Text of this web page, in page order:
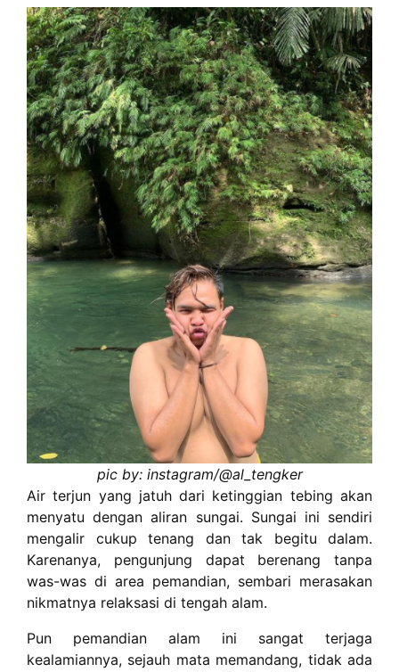
pic by: instagram/@al_tengker
Air terjun yang jatuh dari ketinggian tebing akan
menyatu dengan aliran sungai. Sungai ini sendiri
mengalir cukup tenang dan tak begitu dalam.
Karenanya, pengunjung dapat berenang tanpa
was-was di area pemandian, sembari merasakan
nikmatnya relaksasi di tengah alam.
Pun pemandian alam ini sangat terjaga
kealamiannya, sejauh mata memandang, tidak ada